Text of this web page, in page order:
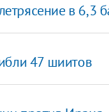
в 6,3
47 шиитов